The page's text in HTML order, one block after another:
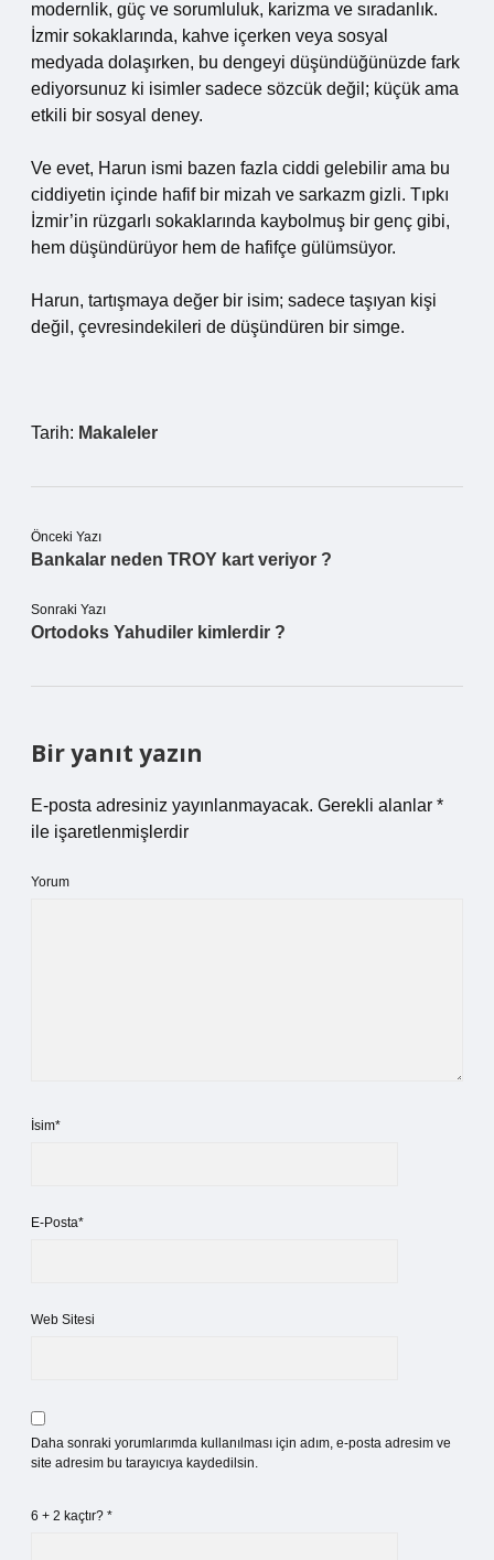
modernlik, güç ve sorumluluk, karizma ve sıradanlık.
İzmir sokaklarında, kahve içerken veya sosyal
medyada dolaşırken, bu dengeyi düşündüğünüzde fark
ediyorsunuz ki isimler sadece sözcük değil; küçük ama
etkili bir sosyal deney.
Ve evet, Harun ismi bazen fazla ciddi gelebilir ama bu
ciddiyetin içinde hafif bir mizah ve sarkazm gizli. Tıpkı
İzmir’in rüzgarlı sokaklarında kaybolmuş bir genç gibi,
hem düşündürüyor hem de hafifçe gülümsüyor.
Harun, tartışmaya değer bir isim; sadece taşıyan kişi
değil, çevresindekileri de düşündüren bir simge.
Tarih: Makaleler
Önceki Yazı
Bankalar neden TROY kart veriyor ?
Sonraki Yazı
Ortodoks Yahudiler kimlerdir ?
Bir yanıt yazın
E-posta adresiniz yayınlanmayacak. Gerekli alanlar *
ile işaretlenmişlerdir
Yorum
İsim*
E-Posta*
Web Sitesi
Daha sonraki yorumlarımda kullanılması için adım, e-posta adresim ve
site adresim bu tarayıcıya kaydedilsin.
6 + 2 kaçtır? *